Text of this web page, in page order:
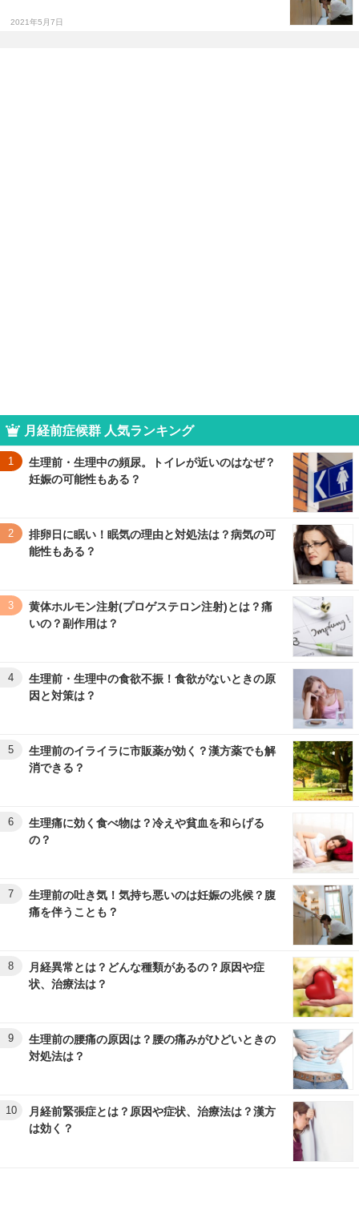
2021年5月7日
月経前症候群 人気ランキング
1
生理前・生理中の頻尿。トイレが近いのはなぜ？
妊娠の可能性もある？
2
排卵日に眠い！眠気の理由と対処法は？病気の可
能性もある？
3
黄体ホルモン注射(プロゲステロン注射)とは？痛
いの？副作用は？
4
生理前・生理中の食欲不振！食欲がないときの原
因と対策は？
5
生理前のイライラに市販薬が効く？漢方薬でも解
消できる？
6
生理痛に効く食べ物は？冷えや貧血を和らげる
の？
7
生理前の吐き気！気持ち悪いのは妊娠の兆候？腹
痛を伴うことも？
8
月経異常とは？どんな種類があるの？原因や症
状、治療法は？
9
生理前の腰痛の原因は？腰の痛みがひどいときの
対処法は？
10
月経前緊張症とは？原因や症状、治療法は？漢方
は効く？